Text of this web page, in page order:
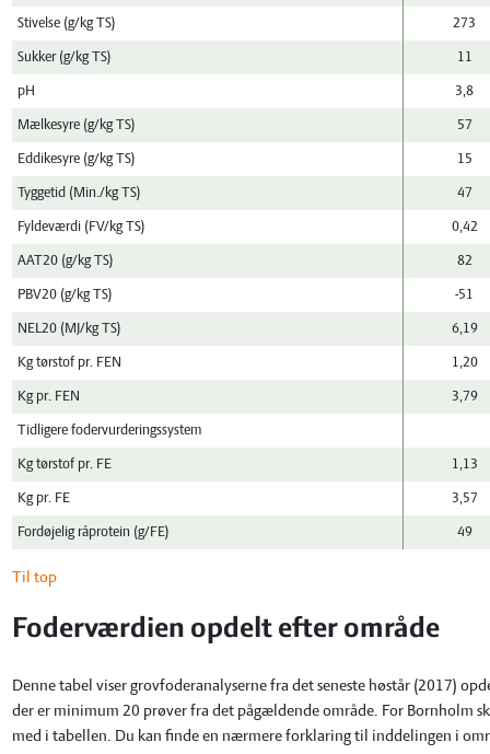
Stivelse (g/kg TS) 273
Sukker (g/kg TS) 11
pH 3,8
Mælkesyre (g/kg TS) 57
Eddikesyre (g/kg TS) 15
Tyggetid (Min./kg TS) 47
Fyldeværdi (FV/kg TS) 0,42
AAT20 (g/kg TS) 82
PBV20 (g/kg TS) -51
NEL20 (MJ/kg TS) 6,19
Kg tørstof pr. FEN 1,20
Kg pr. FEN 3,79
Tidligere fodervurderingssystem
Kg tørstof pr. FE 1,13
Kg pr. FE 3,57
Fordøjelig råprotein (g/FE) 49
Til top
Foderværdien opdelt efter område
Denne tabel viser grovfoderanalyserne fra det seneste høstår (2017)
der er minimum 20 prøver fra det pågældende område. For Bornholm
med i tabellen. Du kan finde en nærmere forklaring til inddelingen i